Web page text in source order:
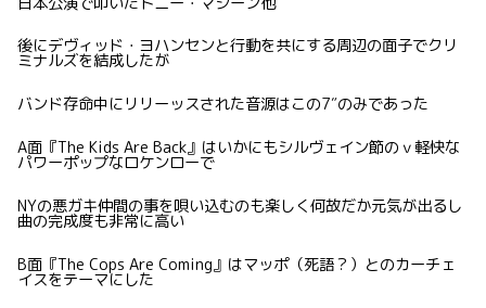
後にデヴィッド・ヨハンセンと行動を共にする周辺の面子でクリ
ミナルズを結成したが
バンド存命中にリリーッスされた音源はこの7″のみであった
A面『The Kids Are Back』はいかにもシルヴェイン節のｖ軽快な
パワーポップなロケンローで
NYの悪ガキ仲間の事を唄い込むのも楽しく何故だか元気が出るし
曲の完成度も非常に高い
B面『The Cops Are Coming』はマッポ（死語？）とのカーチェ
イスをテーマにした